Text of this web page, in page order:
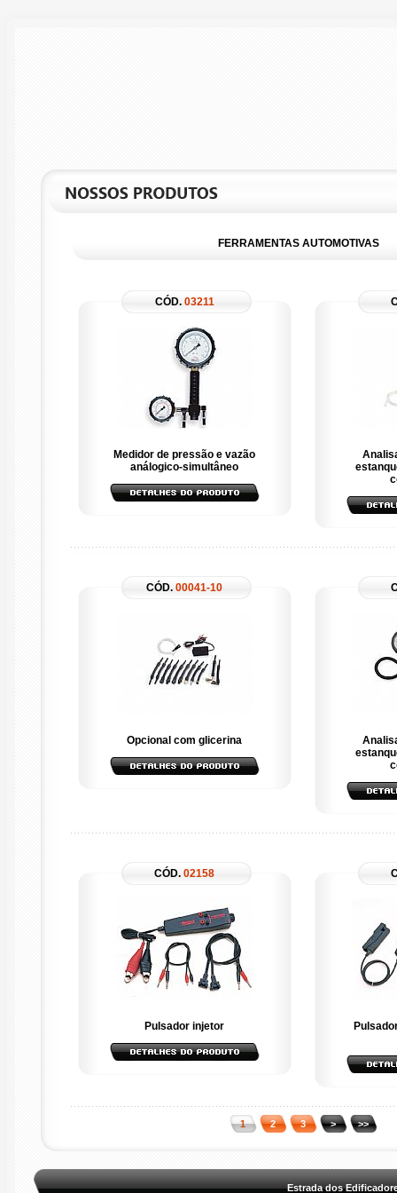
FERRAMENTAS AUTOMOTIVAS
CÓD. 03211
Medidor de pressão e vazão
análogico-simultâneo
CÓD. 00041-10
Opcional com glicerina
CÓD. 02158
Pulsador injetor
Estrada dos